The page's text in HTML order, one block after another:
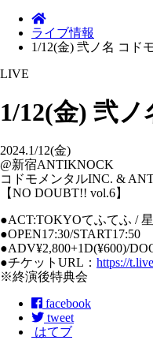
ライブ情報
1/12(金) 弐ノ名 コド
LIVE
1/12(金) 弐
2024.1/12(金)
@新宿ANTIKNOCK
コドモメンタルINC. &
【NO DOUBT!! vol.6】
●ACT:TOKYOてふてふ /
●OPEN17:30/START17:50
●ADV¥2,800+1D(¥600)/
●チケットURL： https://
※終演後特典会
facebook
tweet
はてブ